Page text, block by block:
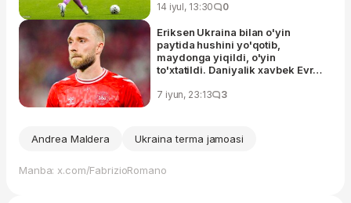
14 iyul, 13:30 0
Eriksen Ukraina bilan o'yin
paytida hushini yo'qotib,
maydonga yiqildi, o'yin
to'xtatildi. Daniyalik xavbek Evro-
boshdan kechirgandi
7 iyun, 23:13 3
Andrea Maldera Ukraina terma jamoasi
Manba: x.com/FabrizioRomano